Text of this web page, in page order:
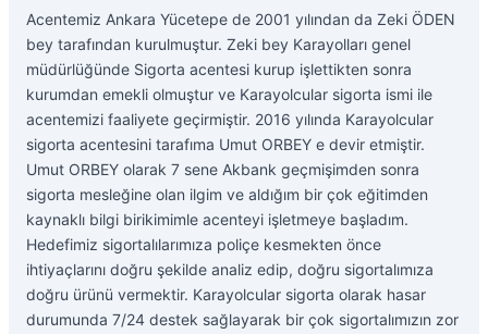
Acentemiz Ankara Yücetepe de 2001 yılından da Zeki ÖDEN
bey tarafından kurulmuştur. Zeki bey Karayolları genel
müdürlüğünde Sigorta acentesi kurup işlettikten sonra
kurumdan emekli olmuştur ve Karayolcular sigorta ismi ile
acentemizi faaliyete geçirmiştir. 2016 yılında Karayolcular
sigorta acentesini tarafıma Umut ORBEY e devir etmiştir.
Umut ORBEY olarak 7 sene Akbank geçmişimden sonra
sigorta mesleğine olan ilgim ve aldığım bir çok eğitimden
kaynaklı bilgi birikimimle acenteyi işletmeye başladım.
Hedefimiz sigortalılarımıza poliçe kesmekten önce
ihtiyaçlarını doğru şekilde analiz edip, doğru sigortalımıza
doğru ürünü vermektir. Karayolcular sigorta olarak hasar
durumunda 7/24 destek sağlayarak bir çok sigortalımızın zor